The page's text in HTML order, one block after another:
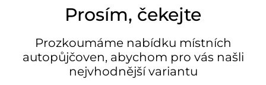
Prosím, čekejte
Prozkoumáme nabídku místních
autopůjčoven, abychom pro vás našli
nejvhodnější variantu